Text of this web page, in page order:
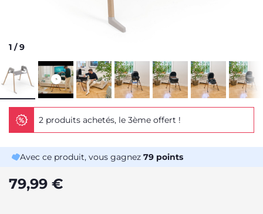
1 /9
2 produits achetés, le 3ème offert !
Avec ce produit, vous gagnez 79 points
79,99 €